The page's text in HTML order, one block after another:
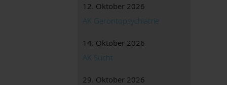
12. Oktober 2026
AK Gerontopsychiatrie
14. Oktober 2026
AK Sucht
29. Oktober 2026